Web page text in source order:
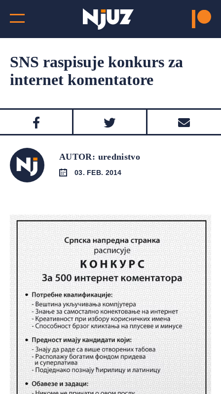
SNS raspisuje konkurs za
internet komentatore
AUTOR: urednistvo
03. FEB. 2014